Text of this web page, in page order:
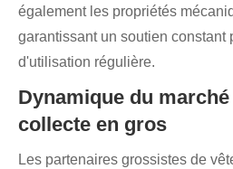
également les propriétés
garantissant un soutien constant
d'utilisation régulière.
Dynamique du
collecte en gros
Les partenaires grossistes de